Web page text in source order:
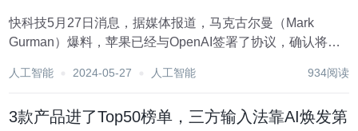
快科技5月27日消息，据媒体报道，马克古尔曼（Mark
Gurman）爆料，苹果已经与OpenAI签署了协议，确认将在
息预计将成为苹果6月份全球开发者大会（WWDC）的亮点
人工智能 2024-05-27 人工智能 934阅读
3款产品进了Top50榜单，三方输入法靠AI焕发第